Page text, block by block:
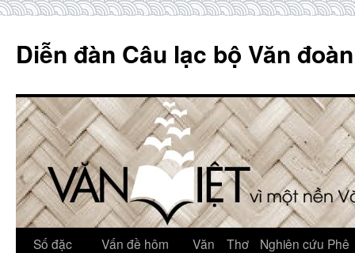
content
Diễn đàn Câu lạc bộ Văn
Số đặc
Vấn đề hôm
Văn Thơ
Nghiên cứu Phê